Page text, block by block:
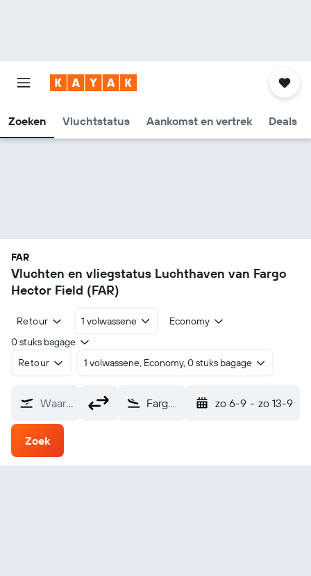
Zoeken Vluchtstatus Aankomst en vertrek Deals
FAR
Vluchten en vliegstatus Luchthaven van Fargo
Hector Field (FAR)
Retour 1 volwassene
Economy
0 stuks bagage
Retour
1 volwassene, Economy, 0 stuks bagage
Waarvandaan? Fargo Hector Field (FAR) zo 6-9 - zo 13-9
Zoek